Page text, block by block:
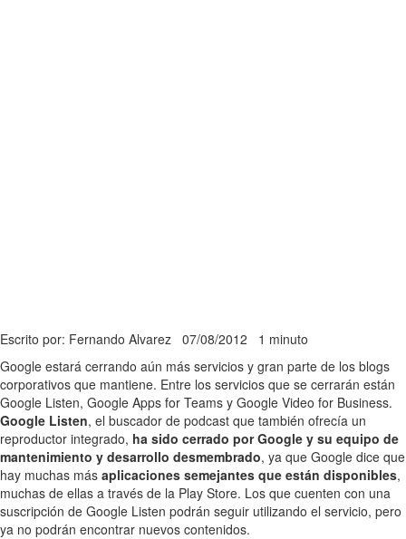
Escrito por: Fernando Alvarez 07/08/2012 1 minuto
Google estará cerrando aún más servicios y gran parte de los blogs
corporativos que mantiene. Entre los servicios que se cerrarán están
Google Listen, Google Apps for Teams y Google Video for Business.
Google Listen, el buscador de podcast que también ofrecía un
reproductor integrado, ha sido cerrado por Google y su equipo de
mantenimiento y desarrollo desmembrado, ya que Google dice que
hay muchas más aplicaciones semejantes que están disponibles,
muchas de ellas a través de la Play Store. Los que cuenten con una
suscripción de Google Listen podrán seguir utilizando el servicio, pero
ya no podrán encontrar nuevos contenidos.